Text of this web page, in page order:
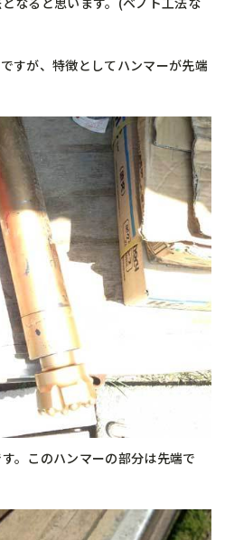
すが、特徴としてハンマーが先端
。このハンマーの部分は先端で